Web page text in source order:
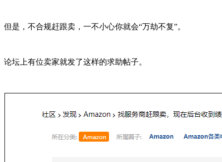
但是，不合规赶跟卖，一不小心你就会“万劫不复”。
论坛上有位卖家就发了这样的求助帖子。